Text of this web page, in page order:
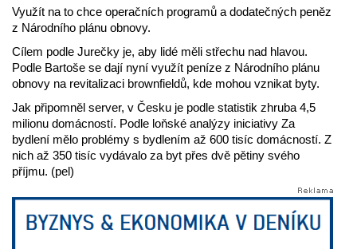
Využít na to chce operačních programů a dodatečných peněz
z Národního plánu obnovy.
Cílem podle Jurečky je, aby lidé měli střechu nad hlavou.
Podle Bartoše se dají nyní využít peníze z Národního plánu
obnovy na revitalizaci brownfieldů, kde mohou vznikat byty.
Jak připomněl server, v Česku je podle statistik zhruba 4,5
milionu domácností. Podle loňské analýzy iniciativy Za
bydlení mělo problémy s bydlením až 600 tisíc domácností. Z
nich až 350 tisíc vydávalo za byt přes dvě pětiny svého
příjmu. (pel)